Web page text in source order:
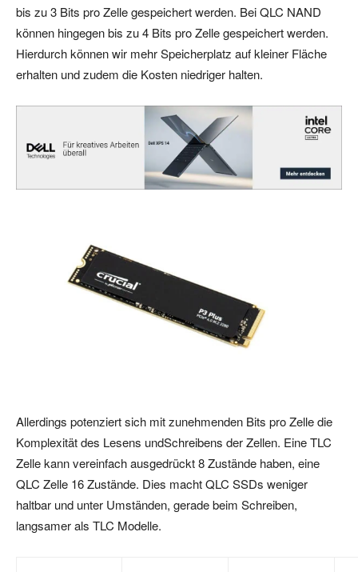
bis zu 3 Bits pro Zelle gespeichert werden. Bei QLC NAND
können hingegen bis zu 4 Bits pro Zelle gespeichert werden.
Hierdurch können wir mehr Speicherplatz auf kleiner Fläche
erhalten und zudem die Kosten niedriger halten.
Allerdings potenziert sich mit zunehmenden Bits pro Zelle die
Komplexität des Lesens undSchreibens der Zellen. Eine TLC
Zelle kann vereinfach ausgedrückt 8 Zustände haben, eine
QLC Zelle 16 Zustände. Dies macht QLC SSDs weniger
haltbar und unter Umständen, gerade beim Schreiben,
langsamer als TLC Modelle.